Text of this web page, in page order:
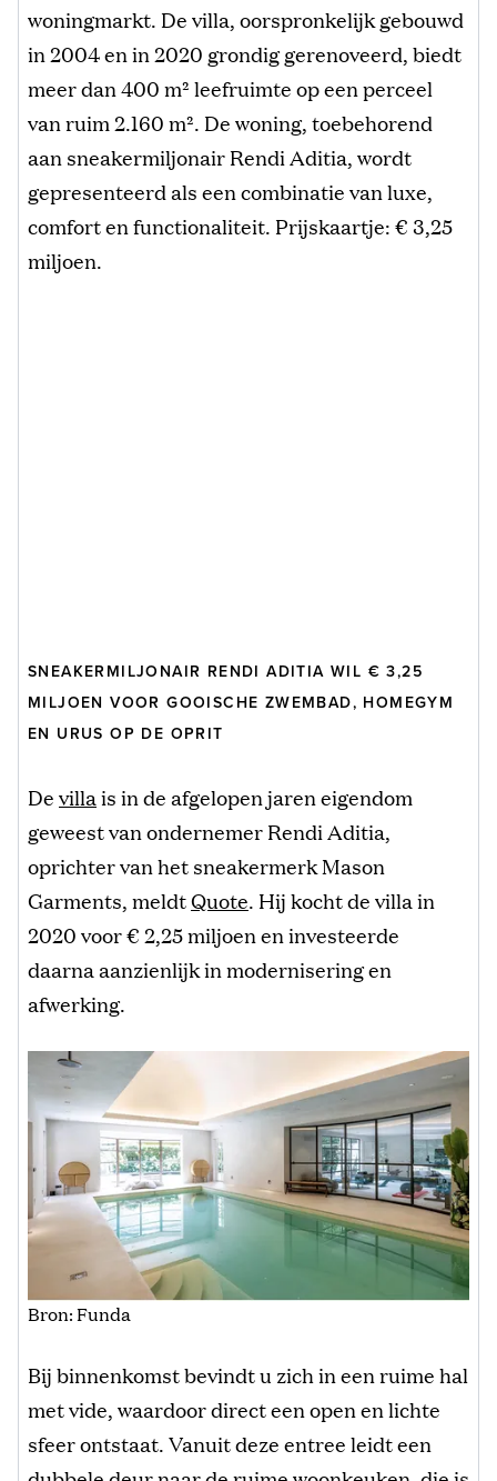
woningmarkt. De villa, oorspronkelijk gebouwd
in 2004 en in 2020 grondig gerenoveerd, biedt
meer dan 400 m² leefruimte op een perceel
van ruim 2.160 m². De woning, toebehorend
aan sneakermiljonair Rendi Aditia, wordt
gepresenteerd als een combinatie van luxe,
comfort en functionaliteit. Prijskaartje: € 3,25
miljoen.
SNEAKERMILJONAIR RENDI ADITIA WIL € 3,25
MILJOEN VOOR GOOISCHE ZWEMBAD, HOMEGYM
EN URUS OP DE OPRIT
Devillais in de afgelopen jaren eigendom
geweest van ondernemer Rendi Aditia,
oprichter van het sneakermerk Mason
Garments, meldtQuote. Hij kocht de villa in
2020 voor € 2,25 miljoen en investeerde
daarna aanzienlijk in modernisering en
afwerking.
Bron: Funda
Bij binnenkomst bevindt u zich in een ruime hal
met vide, waardoor direct een open en lichte
sfeer ontstaat. Vanuit deze entree leidt een